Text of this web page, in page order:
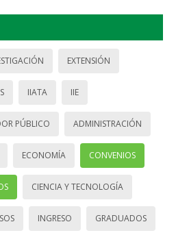
EXTENSIÓN
IIATA IIE
PÚBLICO ADMINISTRACIÓN
ECONOMÍA CONVENIOS
CIENCIA Y TECNOLOGÍA
INGRESO GRADUADOS